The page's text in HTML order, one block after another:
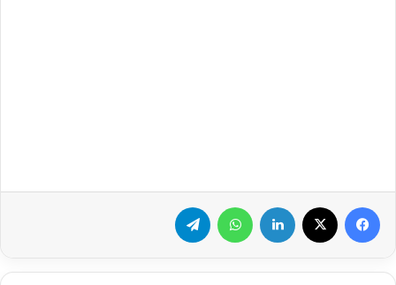
فيسبوك لينكدإن واتساب